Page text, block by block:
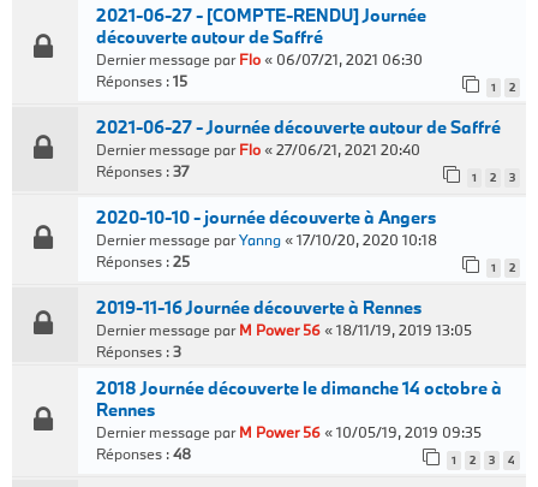
2021-06-27 - [COMPTE-RENDU] Journée
découverte autour de Saffré
Dernier message parFlo« 06/07/21, 2021 06:30
Réponses :15 1 2
2021-06-27 - Journée découverte autour de Saffré
Dernier message parFlo«27/06/21, 2021 20:40
Réponses :37 1 2 3
2020-10-10 - journée découverte à Angers
Dernier message parYanng«17/10/20, 2020 10:18
Réponses :25 1 2
2019-11-16 Journée découverte à Rennes
Dernier message parM Power 56«18/11/19, 2019 13:05
Réponses :3
2018 Journée découverte le dimanche 14 octobre à
Rennes
Dernier message parM Power 56«10/05/19, 2019 09:35
Réponses :48 1 2 3 4